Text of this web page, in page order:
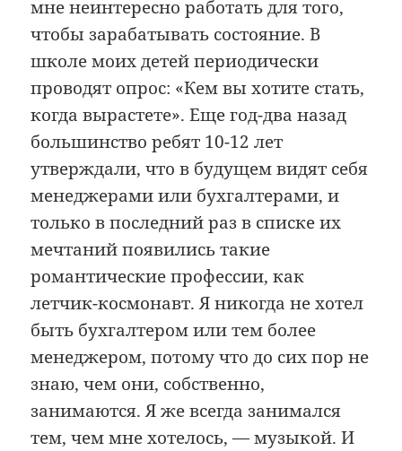
мне неинтересно работать для того,
чтобы зарабатывать состояние. В
школе моих детей периодически
проводят опрос: «Кем вы хотите стать,
когда вырастете». Еще год-два назад
большинство ребят 10-12 лет
утверждали, что в будущем видят себя
менеджерами или бухгалтерами, и
только в последний раз в списке их
мечтаний появились такие
романтические профессии, как
летчик-космонавт. Я никогда не хотел
быть бухгалтером или тем более
менеджером, потому что до сих пор не
знаю, чем они, собственно,
занимаются. Я же всегда занимался
тем, чем мне хотелось, — музыкой. И